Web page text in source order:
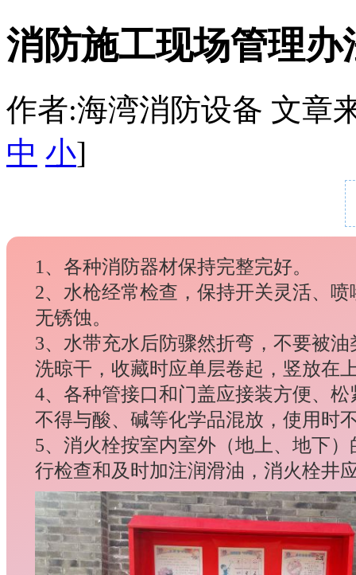
消防施工现场管理办
作者:海湾消防设备 文章
中 小]
1、各种消防器材保持完整完好。
2、水枪经常检查，保持开关灵活、
无锈蚀。
3、水带充水后防骤然折弯，不要被
洗晾干，收藏时应单层卷起，竖放在
4、各种管接口和门盖应接装方便、
不得与酸、碱等化学品混放，使用时
5、消火栓按室内室外（地上、地下
行检查和及时加注润滑油，消火栓井